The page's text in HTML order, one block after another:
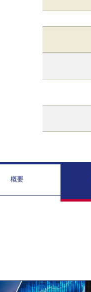
概要